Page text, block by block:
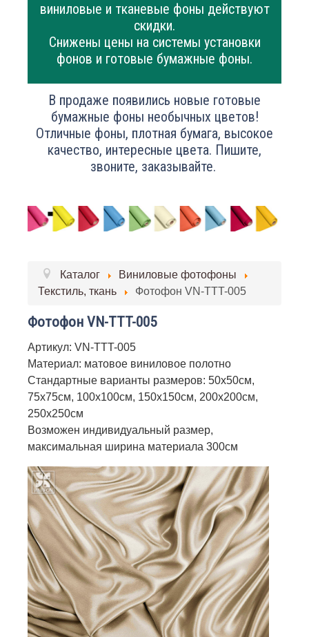
виниловые и тканевые фоны действуют
скидки.
Снижены цены на системы установки
фонов и готовые бумажные фоны.
В продаже появились новые готовые
бумажные фоны необычных цветов!
Отличные фоны, плотная бумага, высокое
качество, интересные цвета. Пишите,
звоните, заказывайте.
Каталог
Виниловые фотофоны
Текстиль, ткань
Фотофон VN-TTT-005
Фотофон VN-TTT-005
Артикул: VN-TTT-005
Материал: матовое виниловое полотно
Стандартные варианты размеров: 50х50см,
75х75см, 100х100см, 150х150см, 200х200см,
250х250см
Возможен индивидуальный размер,
максимальная ширина материала 300см